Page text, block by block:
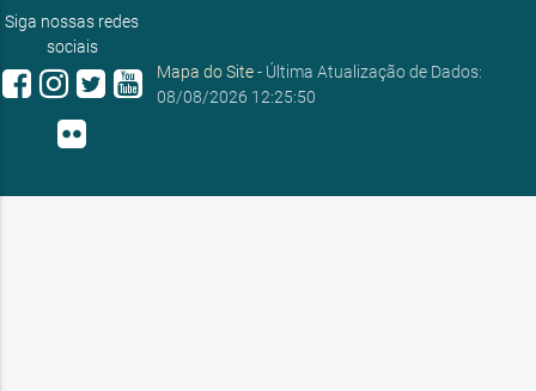
Siga nossas redes
sociais
Mapa do Site- Última Atualização de Dados:
08/08/2026 12:25:50